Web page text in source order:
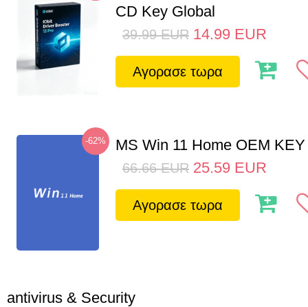
CD Key Global
39.99 EUR 14.99 EUR
Αγορασε τωρα
-62% MS Win 11 Home OEM
66.66 EUR 25.59 EUR
Αγορασε τωρα
antivirus & Security